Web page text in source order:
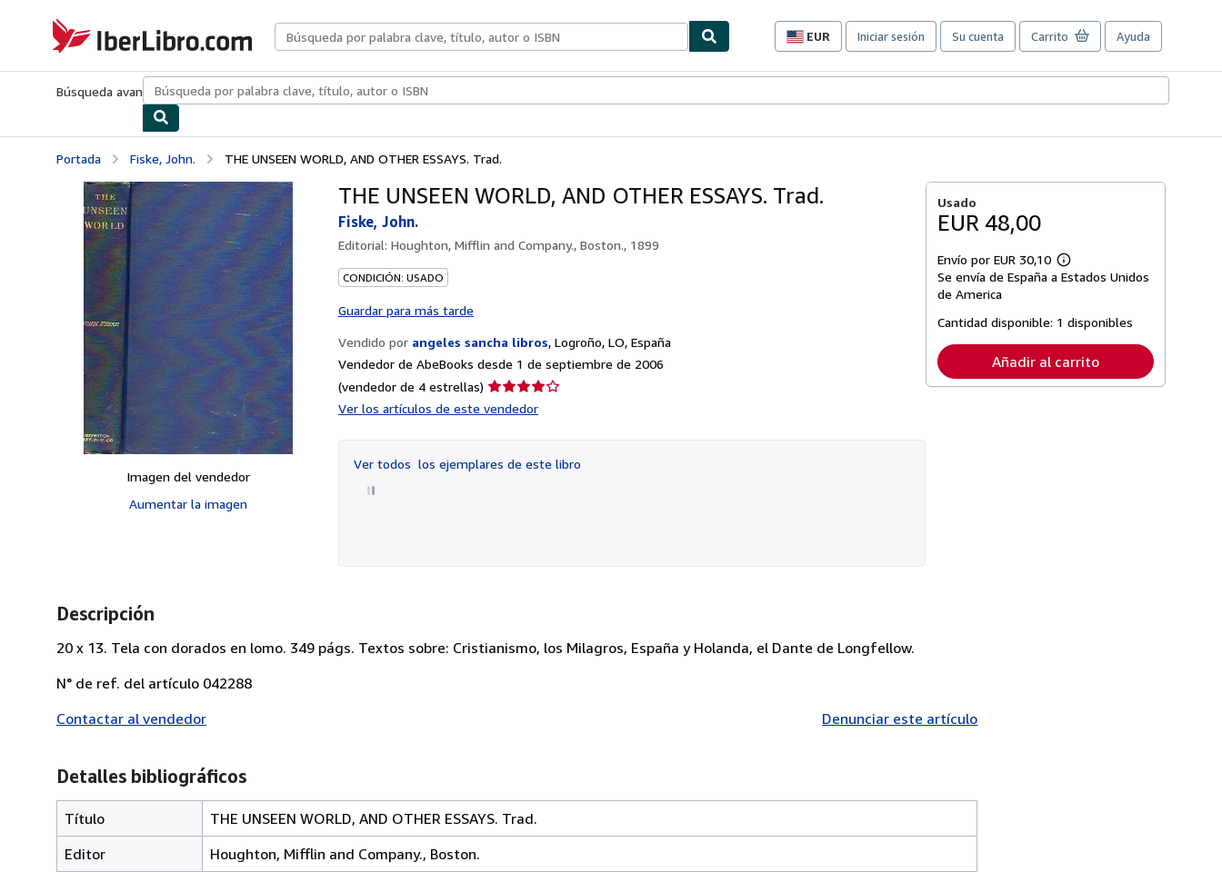
IberLibro.com
EUR
Preferencias
compra
sitio.
Iniciar sesión Su cuenta Carrito Ayuda
Búsqueda avanzadaColecciones Libros antiguosArte y coleccionismo
Portada Fiske, John. THE UNSEEN WORLD, AND OTHER ESSAYS. Trad.
Imagen del vendedor
Aumentar la imagen
THE UNSEEN WORLD, AND OTHER ESSAYS. Trad.
Fiske, John.
Editorial: Houghton, Mifflin and Company., Boston., 1899
CONDICIÓN: USADO
Guardar para más tarde
Vendido por angeles sancha libros, Logroño, LO, España
Vendedor de AbeBooks desde 1 de septiembre de 2006
(vendedor de 4 estrellas) Calificación
Ver los artículos de este vendedor
Ver todos los ejemplares de este libro
Usado
EUR 48,00
Envío por EUR 30,10
Más
información
tarifas
envío
Se envía de España a Estados Unidos
de America
Cantidad disponible: 1 disponibles
Añadir al carrito
Descripción
20 x 13. Tela con dorados en lomo. 349 págs. Textos sobre: Cristianismo, los Milagros, España y Holanda, el Dante de Longfellow.
N° de ref. del artículo 042288
Contactar al vendedor
Denunciar este artículo
Detalles bibliográficos
Título
THE UNSEEN WORLD, AND OTHER ESSAYS. Trad.
Editor
Houghton, Mifflin and Company., Boston.